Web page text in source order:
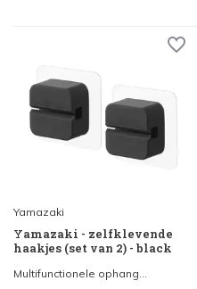
Yamazaki
Yamazaki - zelfklevende
haakjes (set van 2) - black
Multifunctionele ophang...